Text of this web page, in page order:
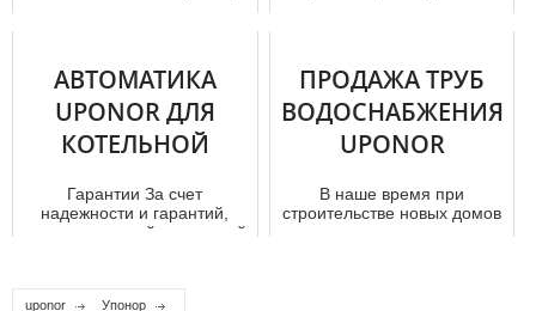
АВТОМАТИКА
UPONOR ДЛЯ
КОТЕЛЬНОЙ
Гарантии За счет
надежности и гарантий,
представляемой компанией
ПРОДАЖА ТРУБ
ВОДОСНАБЖЕНИЯ
UPONOR
В наше время при
строительстве новых дoмов
uponor Упонор